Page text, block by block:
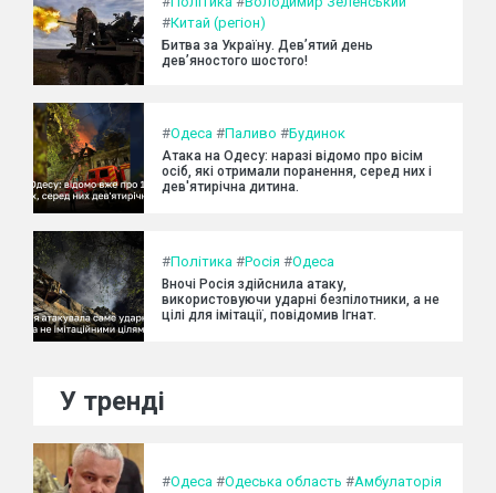
#Китай (регіон)
Битва за Україну. Дев’ятий день
дев’яностого шостого!
#Одеса #Паливо #Будинок
Атака на Одесу: наразі відомо про вісім
осіб, які отримали поранення, серед них і
дев'ятирічна дитина.
#Політика #Росія #Одеса
Вночі Росія здійснила атаку,
використовуючи ударні безпілотники, а не
цілі для імітації, повідомив Ігнат.
У тренді
#Одеса #Одеська область #Амбулаторія